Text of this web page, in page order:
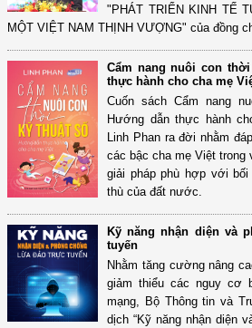
"PHÁT TRIỂN KINH TẾ
MỘT VIỆT NAM THỊNH VƯỢNG" của đồng
Cẩm nang nuôi con
thực hành cho cha mẹ
Cuốn sách Cẩm nang
Hướng dẫn thực hành
Linh Phan ra đời nhằm
các bậc cha mẹ Việt
giải pháp phù hợp với
thù của đất nước.
Kỹ năng nhận diện và
tuyến
Nhằm tăng cường nâng
giảm thiểu các nguy cơ
mạng, Bộ Thông tin và
dịch “Kỹ năng nhận diện